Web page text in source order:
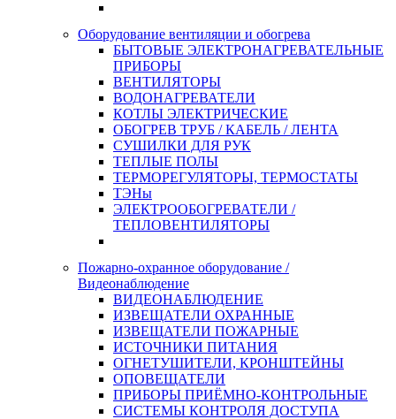
Оборудование вентиляции и обогрева
БЫТОВЫЕ ЭЛЕКТРОНАГРЕВАТЕЛЬНЫЕ
ПРИБОРЫ
ВЕНТИЛЯТОРЫ
ВОДОНАГРЕВАТЕЛИ
КОТЛЫ ЭЛЕКТРИЧЕСКИЕ
ОБОГРЕВ ТРУБ / КАБЕЛЬ / ЛЕНТА
СУШИЛКИ ДЛЯ РУК
ТЕПЛЫЕ ПОЛЫ
ТЕРМОРЕГУЛЯТОРЫ, ТЕРМОСТАТЫ
ТЭНы
ЭЛЕКТРООБОГРЕВАТЕЛИ /
ТЕПЛОВЕНТИЛЯТОРЫ
Пожарно-охранное оборудование /
Видеонаблюдение
ВИДЕОНАБЛЮДЕНИЕ
ИЗВЕЩАТЕЛИ ОХРАННЫЕ
ИЗВЕЩАТЕЛИ ПОЖАРНЫЕ
ИСТОЧНИКИ ПИТАНИЯ
ОГНЕТУШИТЕЛИ, КРОНШТЕЙНЫ
ОПОВЕЩАТЕЛИ
ПРИБОРЫ ПРИЁМНО-КОНТРОЛЬНЫЕ
СИСТЕМЫ КОНТРОЛЯ ДОСТУПА